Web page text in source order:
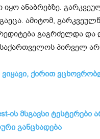
იყო ანაბრებზე.
ამიტომ,
გაგრძელდა
საქართველოს პირველ
ქირით
ის მსგავსი ტესტერები
განცხადება